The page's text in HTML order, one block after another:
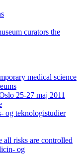
curators the
medical science
25-27 maj 2011
og teknologistudier
all risks are controlled
og